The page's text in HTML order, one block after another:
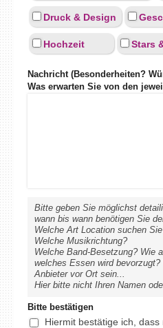
Druck & Design
Hochzeit Stars
Nachricht (Besonderheiten?
Was erwarten Sie von den
Bitte geben Sie möglichst
wann bis wann benötigen Sie
Welche Art Location suchen
Welche Musikrichtung?
Welche Band-Besetzung? Wie
welches Essen wird
Anbieter vor Ort sein...
Hier bitte nicht Ihren Namen
Bitte bestätigen
Hiermit bestätige ich,